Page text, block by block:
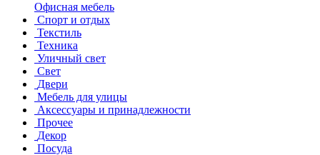
Офисная мебель
Спорт и отдых
Текстиль
Техника
Уличный свет
Свет
Двери
Мебель для улицы
Аксессуары и принадлежности
Прочее
Декор
Посуда